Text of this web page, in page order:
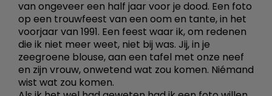
van ongeveer een half jaar voor je dood. Een foto
op een trouwfeest van een oom en tante, in het
voorjaar van 1991. Een feest waar ik, om redenen
die ik niet meer weet, niet bij was. Jij, in je
zeegroene blouse, aan een tafel met onze neef
en zijn vrouw, onwetend wat zou komen. Niémand
wist wat zou komen.